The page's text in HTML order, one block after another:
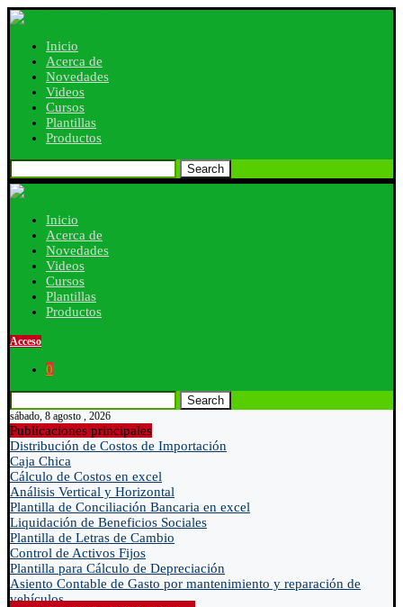
Inicio
Acerca de
Novedades
Videos
Cursos
Plantillas
Productos
Search
Inicio
Acerca de
Novedades
Videos
Cursos
Plantillas
Productos
Acceso
0
Search
sábado, 8 agosto , 2026
Publicaciones principales
Distribución de Costos de Importación
Caja Chica
Cálculo de Costos en excel
Análisis Vertical y Horizontal
Plantilla de Conciliación Bancaria en excel
Liquidación de Beneficios Sociales
Plantilla de Letras de Cambio
Control de Activos Fijos
Plantilla para Cálculo de Depreciación
Asiento Contable de Gasto por mantenimiento y reparación de
vehículos